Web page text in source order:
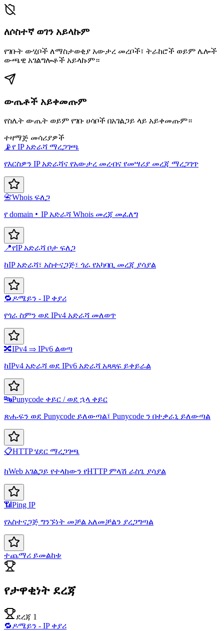
ለሶስተኛ ወገን አይላኩም
የገቡት ውሂቦች ለማስታወቂያ አውታረ መረቦች፣ ትራከሮች ወይም ሌሎች
ውጫዊ አገልግሎቶች አይላኩም።
ውጤቶች አይቀመጡም
የስሌት ውጤት ወይም የገቡ ሀሳቦች በአገልጋይ ላይ አይቀመጡም።
ተዛማጅ መሳሪያዎች
📡የ IP አድራሻ ማረጋገጫ
የእርስዎን IP አድራሻና የአውታረ መረብና የመሣሪያ መረጃ ማረጋገጥ
📇Whois ፍለጋ
የ domain・IP አድራሻ Whois መረጃ መፈለግ
📍የIP አድራሻ ቦታ ፍለጋ
ከIP አድራሻ፣ አስተናጋጅ፣ ጎራ የአካባቢ መረጃ ያሳያል
🔁ዶሜይን - IP ቀያሪ
የጎራ ስምን ወደ IPv4 አድራሻ መለወጥ
🔀IPv4 ⇒ IPv6 ልወጣ
ከIPv4 አድራሻ ወደ IPv6 አድራሻ አጻጻፍ ይቀይራል
🔤Punycode ቀይር / ወደ ኋላ ቀይር
ጽሑፍን ወደ Punycode ይለውጣል፤ Punycode ን በተቃራኒ ይለውጣል
📋HTTP ሄደር ማረጋገጫ
ከWeb አገልጋይ የተላከውን የHTTP ምላሽ ራስጌ ያሳያል
📶 Ping IP
የአስተናጋጅ ግንኙነት መቻል አለመቻልን ያረጋግጣል
ተጨማሪ ይመልከቱ
የታዋቂነት ደረጃ
ደረጃ 1
🔁ዶሜይን - IP ቀያሪ